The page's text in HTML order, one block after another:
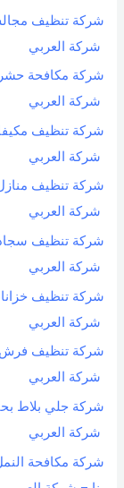
شركة العربي
شركة العربي
شركة العربي
شركة العربي
شركة العربي
شركة العربي
شركة العربي
شركة العربي